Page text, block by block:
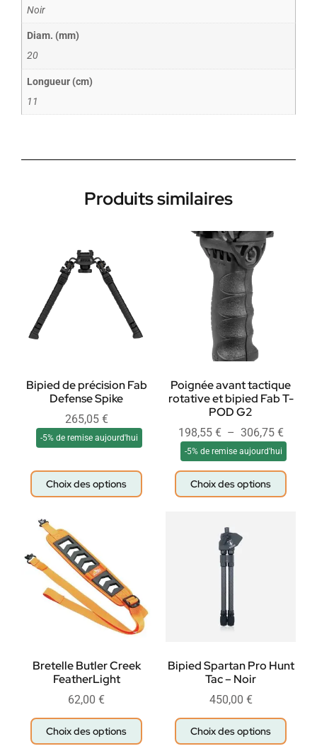
Noir
Diam. (mm)
20
Longueur (cm)
11
Produits similaires
Bipied de précision Fab
Defense Spike
265,05 €
-5% de remise aujourd'hui
Choix des options
Poignée avant tactique
rotative et bipied Fab T-
POD G2
198,55 € – 306,75 €
-5% de remise aujourd'hui
Choix des options
Bretelle Butler Creek
FeatherLight
62,00 €
Choix des options
Bipied Spartan Pro Hunt
Tac – Noir
450,00 €
Choix des options